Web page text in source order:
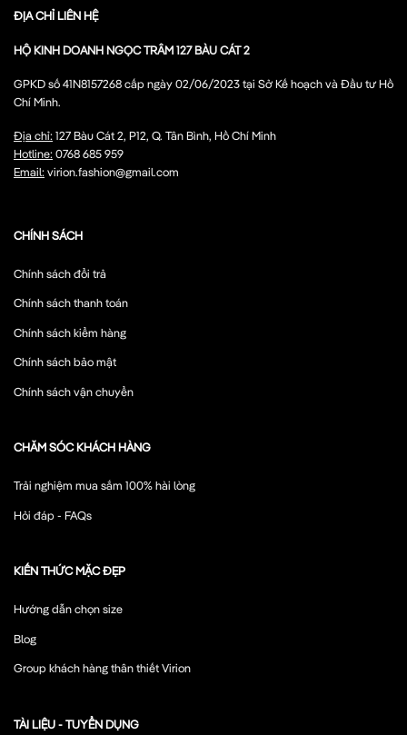
ĐỊA CHỈ LIÊN HỆ
HỘ KINH DOANH NGỌC TRÂM 127 BÀU CÁT 2
GPKD số 41N8157268 cấp ngày 02/06/2023 tại Sở Kế hoạch và Đầu tư Hồ
Chí Minh.
Địa chỉ:127 Bàu Cát 2, P12, Q. Tân Bình, Hồ Chí Minh
Hotline:0768 685 959
Email:virion.fashion@gmail.com
CHÍNH SÁCH
Chính sách đổi trả
Chính sách thanh toán
Chính sách kiểm hàng
Chính sách bảo mật
Chính sách vận chuyển
CHĂM SÓC KHÁCH HÀNG
Trải nghiệm mua sắm 100% hài lòng
Hỏi đáp - FAQs
KIẾN THỨC MẶC ĐẸP
Hướng dẫn chọn size
Blog
Group khách hàng thân thiết Virion
TÀI LIỆU - TUYỂN DỤNG